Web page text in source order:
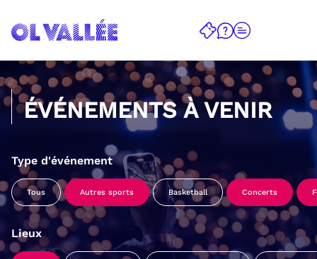
ÉVÉNEMENTS À VENIR
Type d'événement
Tous Autres sports Basketball Concerts
Lieux